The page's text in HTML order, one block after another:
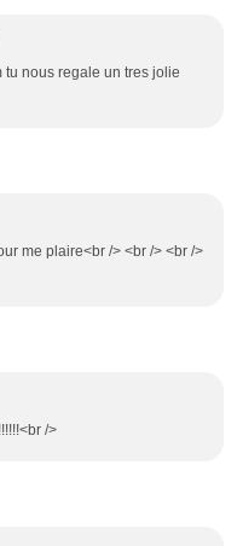
tu nous regale un tres jolie
me plaire<br /> <br /> <br />
/>